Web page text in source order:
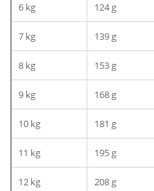
6 kg 124 g
7 kg 139 g
8 kg 153 g
9 kg 168 g
10 kg 181 g
11 kg 195 g
12 kg 208 g